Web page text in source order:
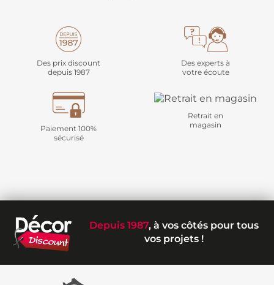
Des prix discount
depuis 1987
Des experts à
votre écoute
Paiement 100%
sécurisé
Retrait en
magasin
Depuis 1987, à vos côtés pour tous
vos projets !